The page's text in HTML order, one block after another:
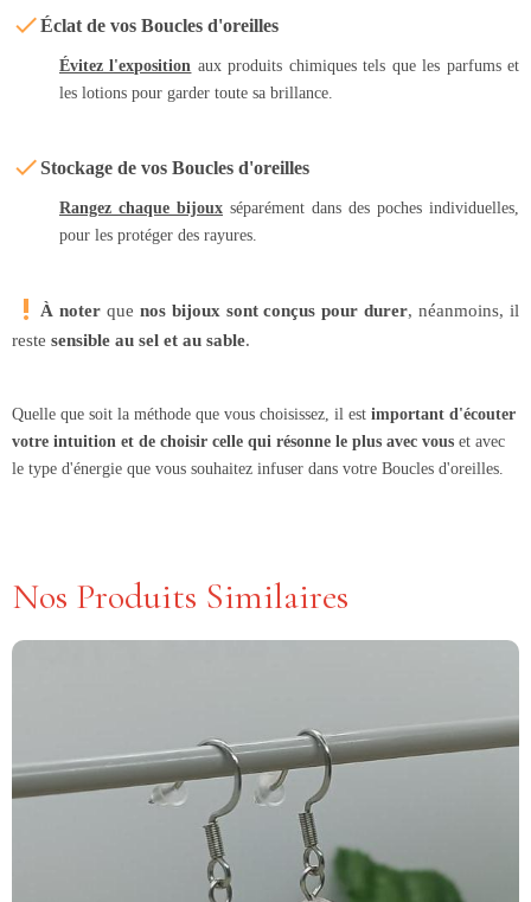
Éclat de vos Boucles d'oreilles
Évitez l'exposition aux produits chimiques tels que les parfums et
les lotions pour garder toute sa brillance.
Stockage de vos Boucles d'oreilles
Rangez chaque bijoux séparément dans des poches individuelles,
pour les protéger des rayures.
À noterque nos bijoux sont conçus pour durer, néanmoins, il
reste sensible au sel et au sable.
Quelle que soit la méthode que vous choisissez, il est important d'écouter
votre intuition et de choisir celle qui résonne le plus avec vous et avec
le type d'énergie que vous souhaitez infuser dans votre Boucles d'oreilles.
Nos Produits Similaires